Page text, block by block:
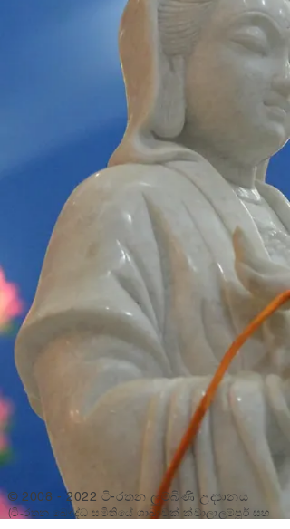
©2008 - 2022 ටි-රතන ලුම්බිණි උද්‍යානය
(ටි-රතන බෞද්ධ සමිතියේ ශාඛාවක් ක්වාලාලම්පූර් සහ